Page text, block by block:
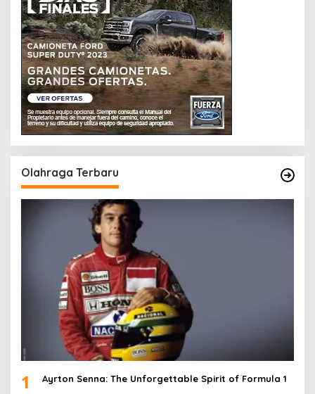
Olahraga Terbaru
1 Ayrton Senna: The Unforgettable Spirit of Formula 1